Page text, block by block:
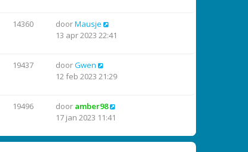
14360 doorMausje
13 apr 2023 22:41
19437 doorGwen
12 feb 2023 21:29
19496 door amber98
17 jan 2023 11:41